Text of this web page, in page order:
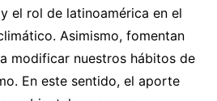
el rol de latinoamérica en el
Asimismo, fomentan
modificar nuestros hábitos de
En este sentido, el aporte